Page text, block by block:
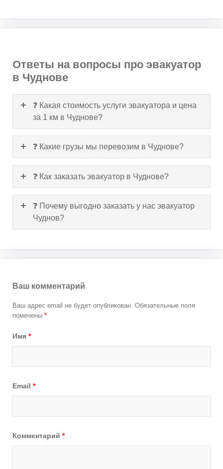
Ответы на вопросы про эвакуатор
в Чуднове
❓ Какая стоимость услуги эвакуатора и цена
за 1 км в Чуднове?
❓ Какие грузы мы перевозим в Чуднове?
❓ Как заказать эвакуатор в Чуднове?
❓ Почему выгодно заказать у нас эвакуатор
Чуднов?
Ваш комментарий
Ваш адрес email не будет опубликован. Обязательные поля
помечены *
Имя *
Email *
Комментарий *